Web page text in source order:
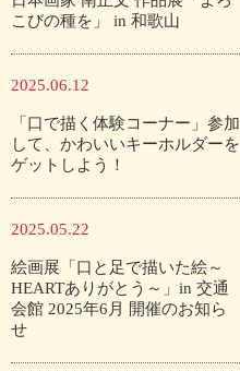
こびの種を」 in 和歌山
2025.06.12
「口で描く体験コーナー」参加
して、かわいいキーホルダーを
ゲットしよう！
2025.05.22
絵画展「口と足で描いた絵～
HEARTありがとう～」in 交通
会館 2025年6月 開催のお知ら
せ